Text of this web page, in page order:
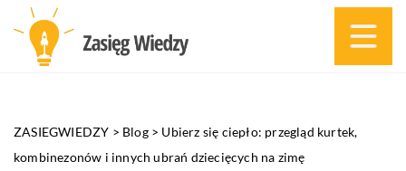
ZASIEGWIEDZY > Blog> Ubierz się ciepło: przegląd kurtek,
kombinezonów i innych ubrań dziecięcych na zimę